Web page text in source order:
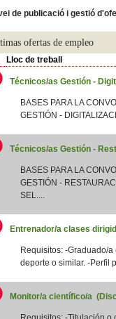
de publicació i gestió
ofertas de empleo
Lloc de treball
Técnicos/as Gestión -
BASES PARA LA
GESTIÓN -
Técnicos/as Gestión -
BASES PARA LA
GESTIÓN -
SEL....
Entrenador/a clases
Requisitos: -Graduado/
deporte o similar. -Perfil
Monitor/a científico/a